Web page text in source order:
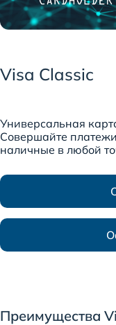
Visa Classic
Универсальная
Совершайте
наличные в любой
Преимущества